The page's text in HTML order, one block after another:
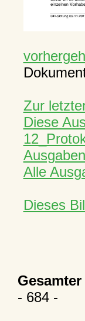
Zur
Diese
Alle
Dieses
- 684 -